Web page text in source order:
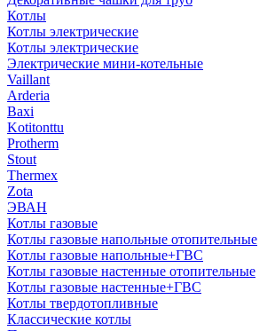
Котлы
Котлы электрические
Котлы электрические
Электрические мини-котельные
Vaillant
Arderia
Baxi
Kotitonttu
Protherm
Stout
Thermex
Zota
ЭВАН
Котлы газовые
Котлы газовые напольные отопительные
Котлы газовые напольные+ГВС
Котлы газовые настенные отопительные
Котлы газовые настенные+ГВС
Котлы твердотопливные
Классические котлы